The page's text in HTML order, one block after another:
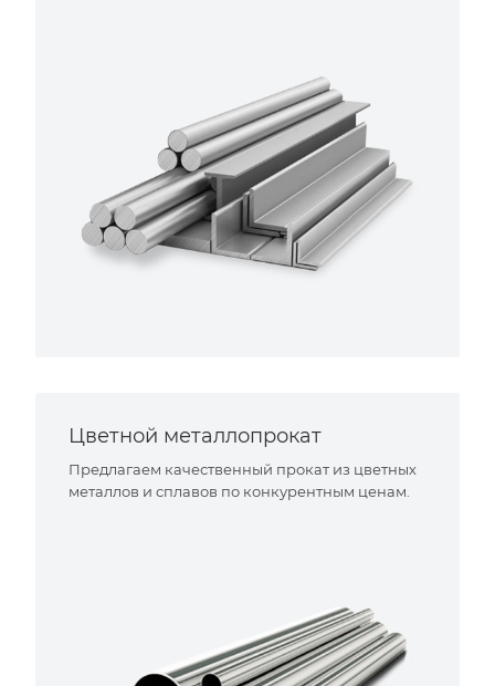
Цветной металлопрокат
Предлагаем качественный прокат из цветных
металлов и сплавов по конкурентным ценам.